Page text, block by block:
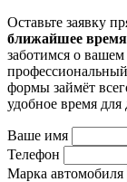
Оставьте заявку
ближайшее
заботимся о
формы займёт
удобное время
Ваше имя
Телефон
Марка автомобиля